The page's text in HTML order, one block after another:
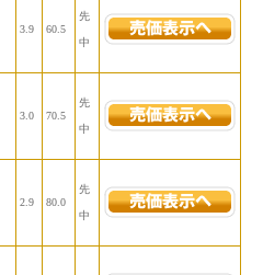
3.9 60.5
先
中
3.0 70.5
先
中
2.9 80.0
先
中